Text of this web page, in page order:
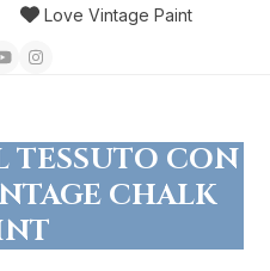
Love Vintage Paint
YouTubeInstagram
TESSUTO CON
CHALK